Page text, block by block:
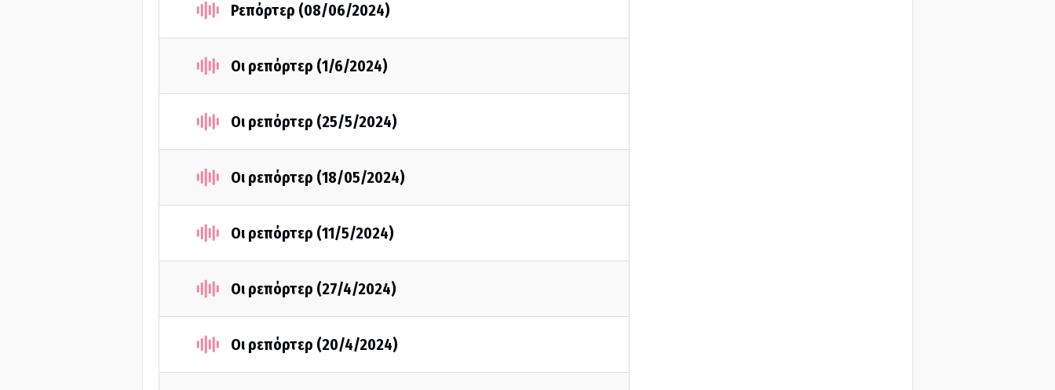
Ρεπόρτερ (08/06/2024)
Οι ρεπόρτερ (1/6/2024)
Οι ρεπόρτερ (25/5/2024)
Οι ρεπόρτερ (18/05/2024)
Οι ρεπόρτερ (11/5/2024)
Οι ρεπόρτερ (27/4/2024)
Οι ρεπόρτερ (20/4/2024)